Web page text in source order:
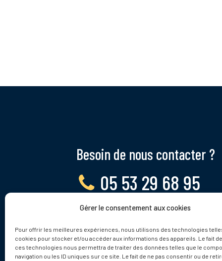
Gérer le consentement aux cookies
Pour offrir les meilleures expériences, nous utilisons des technologies
cookies pour stocker et/ou accéder aux informations des appareils. Le fait
ces technologies nous permettra de traiter des données telles que le
navigation ou les ID uniques sur ce site. Le fait de ne pas consentir ou de
Besoin de nous contacter ?
05 53 29 68 95
Lundi - Vendredi, 9 - 12h